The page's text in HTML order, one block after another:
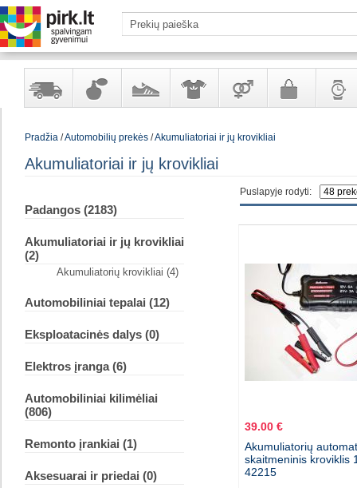
Yra
Kvepalai
kosmetika
Avalynė Apranga
aksesuarai
Prekės
suaugusiems
Galanterija
Pradžia/Automobilių prekės/Akumuliatoriai ir jų krovikliai
Akumuliatoriai ir jų krovikliai
Puslapyje rodyti:
Padangos (2183)
Akumuliatoriai ir jų krovikliai
(2)
Akumuliatorių krovikliai (4)
Automobiliniai tepalai (12)
Eksploatacinės dalys (0)
Elektros įranga (6)
Automobiliniai kilimėliai
(806)
Remonto įrankiai (1)
Aksesuarai ir priedai (0)
39.00 €
Akumuliatorių
skaitmeninis kroviklis
42215